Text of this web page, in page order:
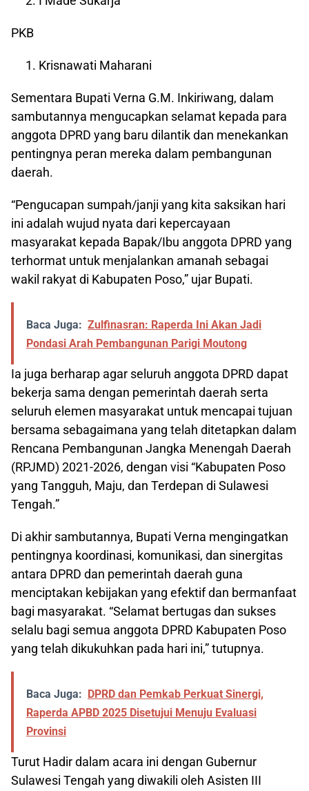
PKB
Krisnawati Maharani
Sementara Bupati Verna G.M. Inkiriwang, dalam
sambutannya mengucapkan selamat kepada para
anggota DPRD yang baru dilantik dan menekankan
pentingnya peran mereka dalam pembangunan
daerah.
“Pengucapan sumpah/janji yang kita saksikan hari
ini adalah wujud nyata dari kepercayaan
masyarakat kepada Bapak/Ibu anggota DPRD yang
terhormat untuk menjalankan amanah sebagai
wakil rakyat di Kabupaten Poso,” ujar Bupati.
Baca Juga: Zulfinasran: Raperda Ini Akan Jadi
Pondasi Arah Pembangunan Parigi Moutong
Ia juga berharap agar seluruh anggota DPRD dapat
bekerja sama dengan pemerintah daerah serta
seluruh elemen masyarakat untuk mencapai tujuan
bersama sebagaimana yang telah ditetapkan dalam
Rencana Pembangunan Jangka Menengah Daerah
(RPJMD) 2021-2026, dengan visi “Kabupaten Poso
yang Tangguh, Maju, dan Terdepan di Sulawesi
Tengah.”
Di akhir sambutannya, Bupati Verna mengingatkan
pentingnya koordinasi, komunikasi, dan sinergitas
antara DPRD dan pemerintah daerah guna
menciptakan kebijakan yang efektif dan bermanfaat
bagi masyarakat. “Selamat bertugas dan sukses
selalu bagi semua anggota DPRD Kabupaten Poso
yang telah dikukuhkan pada hari ini,” tutupnya.
Baca Juga:
DPRD dan Pemkab Perkuat Sinergi,
Raperda APBD 2025 Disetujui Menuju Evaluasi
Provinsi
Turut Hadir dalam acara ini dengan Gubernur
Sulawesi Tengah yang diwakili oleh Asisten III